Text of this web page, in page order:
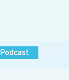
Podcast